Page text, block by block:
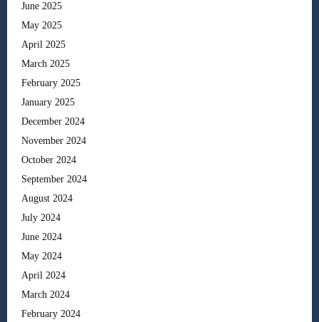
June 2025
May 2025
April 2025
March 2025
February 2025
January 2025
December 2024
November 2024
October 2024
September 2024
August 2024
July 2024
June 2024
May 2024
April 2024
March 2024
February 2024